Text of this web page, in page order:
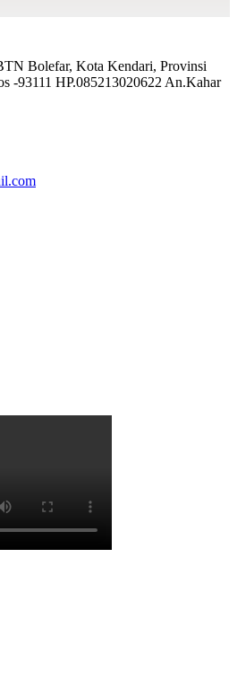
Bolefar, Kota Kendari, Provinsi
-93111 HP.085213020622 An.Kahar